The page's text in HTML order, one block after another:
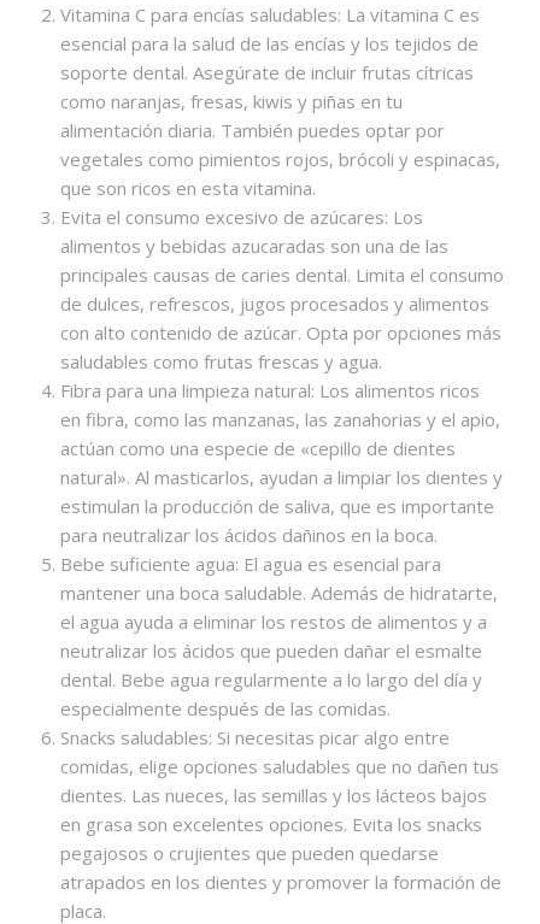
Vitamina C para encías saludables: La vitamina C es
esencial para la salud de las encías y los tejidos de
soporte dental. Asegúrate de incluir frutas cítricas
como naranjas, fresas, kiwis y piñas en tu
alimentación diaria. También puedes optar por
vegetales como pimientos rojos, brócoli y espinacas,
que son ricos en esta vitamina.
Evita el consumo excesivo de azúcares: Los
alimentos y bebidas azucaradas son una de las
principales causas de caries dental. Limita el consumo
de dulces, refrescos, jugos procesados y alimentos
con alto contenido de azúcar. Opta por opciones más
saludables como frutas frescas y agua.
Fibra para una limpieza natural: Los alimentos ricos
en fibra, como las manzanas, las zanahorias y el apio,
actúan como una especie de «cepillo de dientes
natural». Al masticarlos, ayudan a limpiar los dientes y
estimulan la producción de saliva, que es importante
para neutralizar los ácidos dañinos en la boca.
Bebe suficiente agua: El agua es esencial para
mantener una boca saludable. Además de hidratarte,
el agua ayuda a eliminar los restos de alimentos y a
neutralizar los ácidos que pueden dañar el esmalte
dental. Bebe agua regularmente a lo largo del día y
especialmente después de las comidas.
Snacks saludables: Si necesitas picar algo entre
comidas, elige opciones saludables que no dañen tus
dientes. Las nueces, las semillas y los lácteos bajos
en grasa son excelentes opciones. Evita los snacks
pegajosos o crujientes que pueden quedarse
atrapados en los dientes y promover la formación de
placa.